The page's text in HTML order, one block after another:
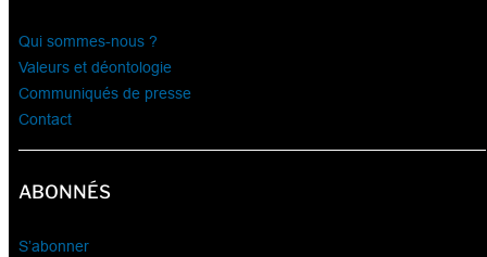
Qui sommes-nous ?
Valeurs et déontologie
Communiqués de presse
Contact
ABONNÉS
S’abonner